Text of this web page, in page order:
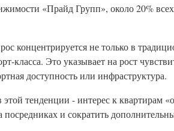
«Прайд Групп», около 20%
концентрируется не только в
класса. Это указывает на рост
доступность или инфраструктура.
тенденции - интерес к квартирам
и сократить